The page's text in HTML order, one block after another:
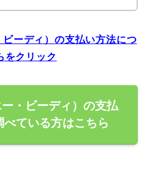
ーディ）の支払い方法につ
をクリック
・ビーディ）の支払
ている方はこちら